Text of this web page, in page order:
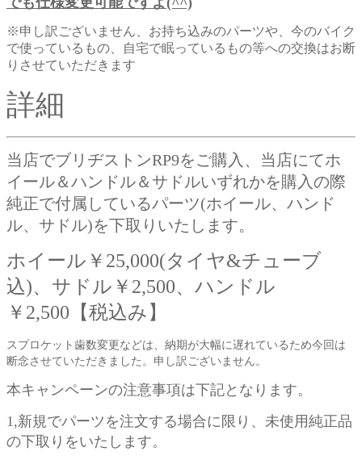
※申し訳ございません、お持ち込みのパーツや、今のバイク
で使っているもの、自宅で眠っているもの等への交換はお断
りさせていただきます
詳細
当店でブリヂストンRP9をご購入、当店にてホ
イール＆ハンドル＆サドルいずれかを購入の際
純正で付属しているパーツ(ホイール、ハンド
ル、サドル)を下取りいたします。
ホイール￥25,000(タイヤ&チューブ
込)、サドル￥2,500、ハンドル
￥2,500【税込み】
スプロケット歯数変更などは、納期が大幅に遅れているため今回は
断念させていただきました。申し訳ございません。
本キャンペーンの注意事項は下記となります。
1,新規でパーツを注文する場合に限り、未使用純正品
の下取りをいたします。